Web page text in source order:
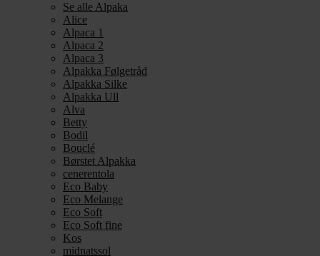
Se alle Alpaka
Alice
Alpaca 1
Alpaca 2
Alpaca 3
Alpakka Følgetråd
Alpakka Silke
Alpakka Ull
Alva
Betty
Bodil
Bouclé
Børstet Alpakka
cenerentola
Eco Baby
Eco Melange
Eco Soft
Eco Soft fine
Kos
midnatssol